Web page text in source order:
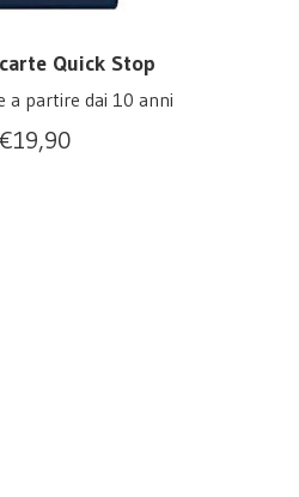
Quick Stop
a partire dai 10 anni
€19,90